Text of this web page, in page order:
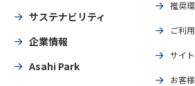
サステナビリティ
企業情報
Asahi Park
推奨
ご利
サイ
お客